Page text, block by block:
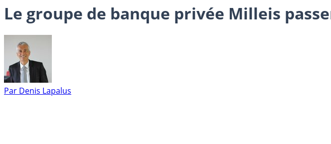
Le groupe de banque privée Milleis
Par Denis Lapalus